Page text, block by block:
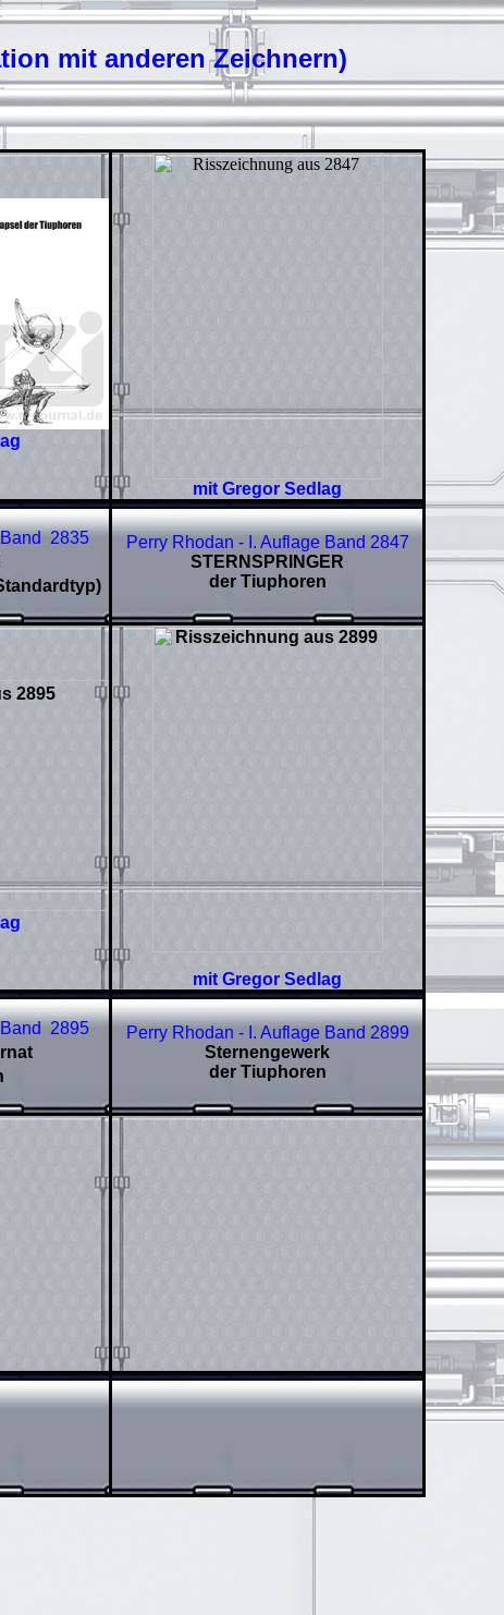
mit anderen Zeichnern)
mit Gregor Sedlag
2835
Perry Rhodan - I. Auflage Band 2847
STERNSPRINGER
der Tiuphoren
mit Gregor Sedlag
2895
Perry Rhodan - I. Auflage Band 2899
Sternengewerk
der Tiuphoren